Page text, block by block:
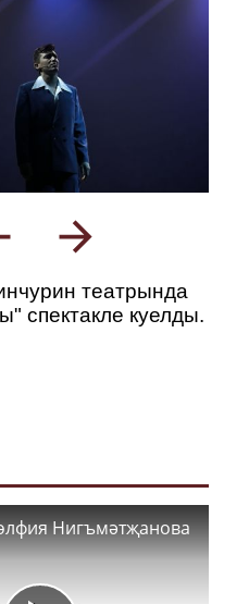
театрында
спектакле куелды.
Нигъмәтҗанова